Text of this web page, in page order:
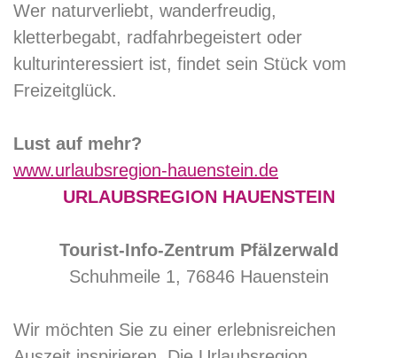
Wer naturverliebt, wanderfreudig,
kletterbegabt, radfahrbegeistert oder
kulturinteressiert ist, findet sein Stück vom
Freizeitglück.
Lust auf mehr?
www.urlaubsregion-hauenstein.de
URLAUBSREGION HAUENSTEIN
Tourist-Info-Zentrum Pfälzerwald
Schuhmeile 1, 76846 Hauenstein
Wir möchten Sie zu einer erlebnisreichen